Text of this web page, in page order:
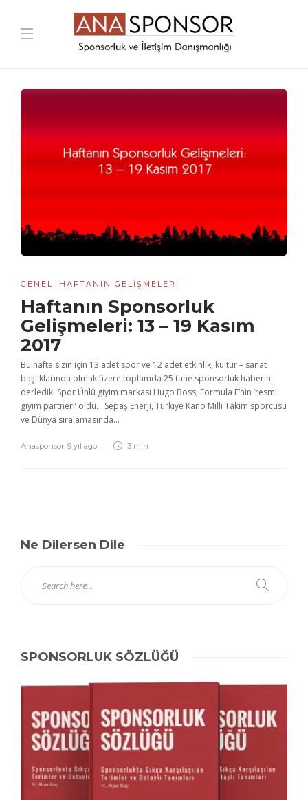
GENEL, HAFTANIN GELIŞMELERI
Haftanın Sponsorluk
Gelişmeleri: 13 – 19 Kasım
2017
Bu hafta sizin için 13 adet spor ve 12 adet etkinlik, kültür – sanat
başlıklarında olmak üzere toplamda 25 tane sponsorluk haberini
derledik. Spor Ünlü giyim markası Hugo Boss, Formula E‘nin ‘resmi
giyim partneri’ oldu. Sepaş Enerji, Türkiye Kano Milli Takım sporcusu
ve Dünya sıralamasında...
Anasponsor, 9 yıl ago 3 min
Ne Dilersen Dile
SPONSORLUK SÖZLÜĞÜ